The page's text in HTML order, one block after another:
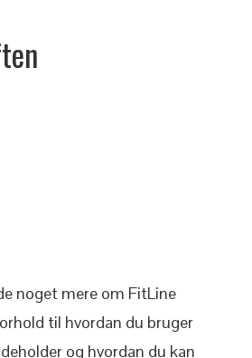
noget mere om FitLine
til hvordan du bruger
og hvordan du kan